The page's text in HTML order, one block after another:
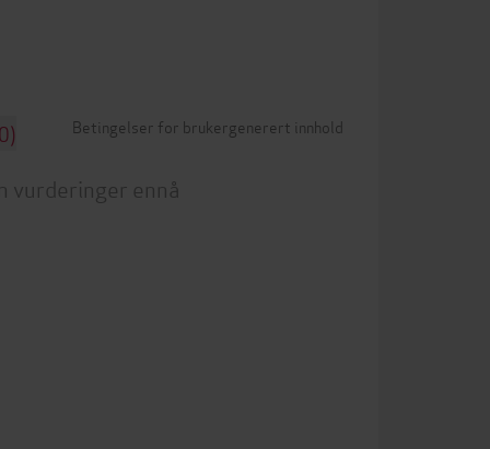
Betingelser for brukergenerert innhold
vurderinger ennå